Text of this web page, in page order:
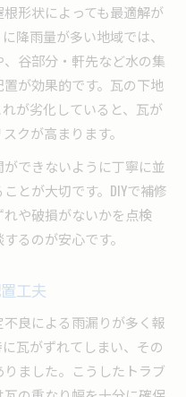
く雨漏り事例とは
リスク減らす方法
の並べ方を解説
雨漏り予防する方法
りの危険を回避
す雨漏り対策効果
のポイント解説
見直そう
瓦配置チェック法
リスクを減らすコツ
配置の見直し方
トラブルを回避
雨漏り対策案
形状によっても最適解が
降雨量が多い地域では、
谷部分・軒先など水の集
が効果的です。瓦の下地
が劣化していると、瓦が
クが高まります。
できないように丁寧に並
とが大切です。DIYで補修
や破損がないかを点検
るのが安心です。
工夫
良による雨漏りが多く報
瓦がずれてしまい、その
ました。こうしたトラブ